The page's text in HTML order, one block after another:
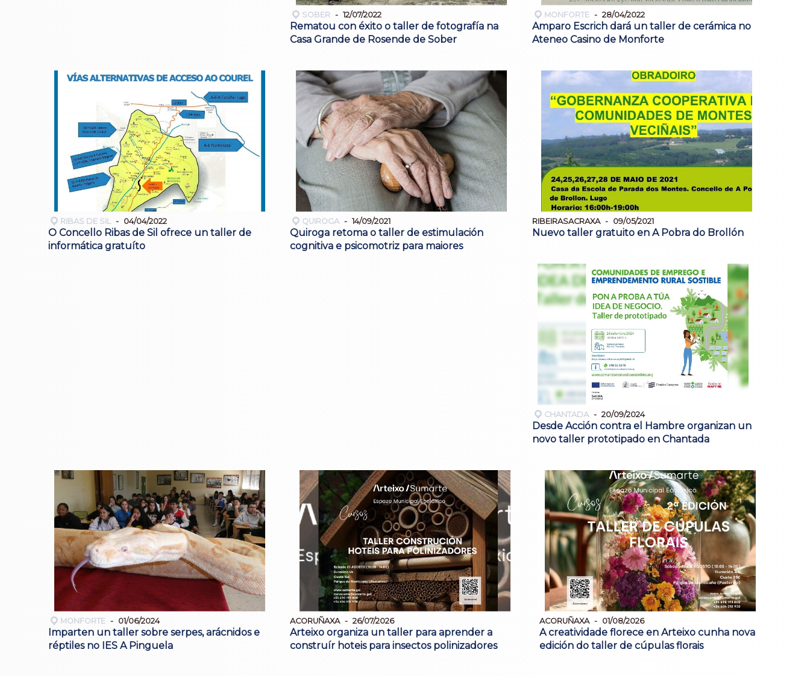
SOBER 12/07/2022
Rematou con éxito o taller de fotografía na
Casa Grande de Rosende de Sober
MONFORTE 28/04/2022
Amparo Escrich dará un taller de cerámica no
Ateneo Casino de Monforte
RIBAS DE SIL 04/04/2022
O Concello Ribas de Sil ofrece un taller de
informática gratuíto
QUIROGA 14/09/2021
Quiroga retoma o taller de estimulación
cognitiva e psicomotriz para maiores
RIBEIRASACRAXA 09/05/2021
Nuevo taller gratuito en A Pobra do Brollón
CHANTADA 20/09/2024
Desde Acción contra el Hambre organizan un
novo taller prototipado en Chantada
MONFORTE 01/06/2024
Imparten un taller sobre serpes, arácnidos e
réptiles no IES A Pinguela
ACORUÑAXA 26/07/2026
Arteixo organiza un taller para aprender a
construír hoteis para insectos polinizadores
ACORUÑAXA 01/08/2026
A creatividade florece en Arteixo cunha nova
edición do taller de cúpulas florais